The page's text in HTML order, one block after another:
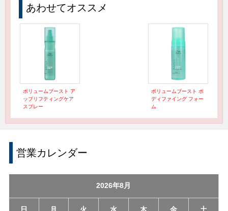
あわせてオススメ
ボリュームブースト ア
ップリフティングケア
スプレー
ボリュームブースト ボ
ディファイング フォー
ム
営業カレンダー
2026年8月
日 月 火 水 木 金 土